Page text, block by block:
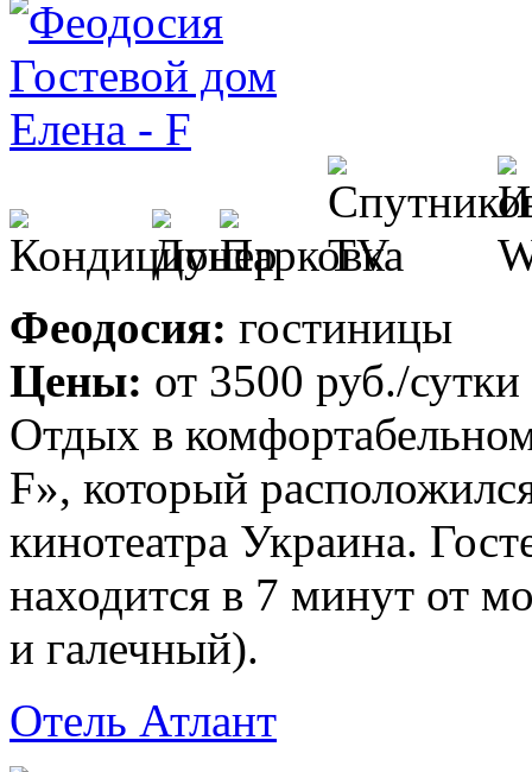
Феодосия: гостиницы
Цены: от 3500 руб./сутки
Отдых в
F», который
кинотеатра Украина.
находится в 7 минут от
и галечный).
Отель Атлант